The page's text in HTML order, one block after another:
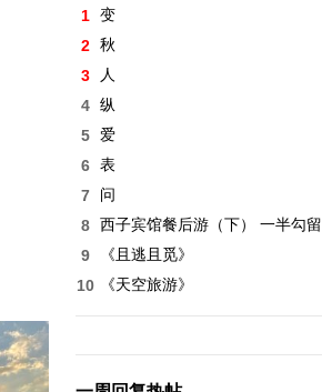
1 变
2 秋
3 人
4 纵
5 爱
6 表
7 问
8 西子宾馆餐后游（下） 一半勾留
9 《且逃且觅》
10 《天空旅游》